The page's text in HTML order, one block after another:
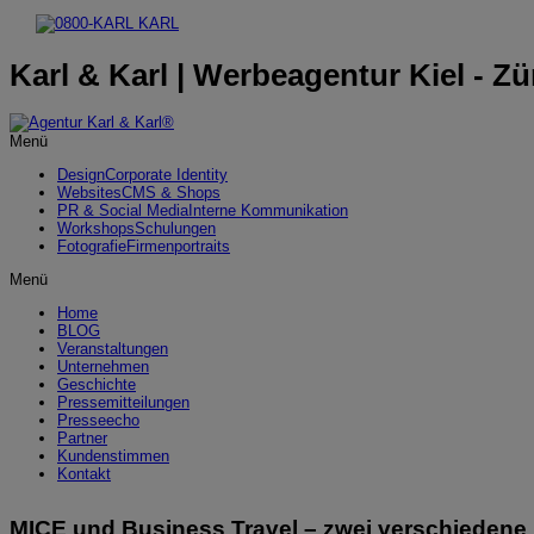
Karl & Karl | Werbeagentur Kiel -
Menü
DesignCorporate Identity
WebsitesCMS & Shops
PR & Social Media Interne Kommunikation
WorkshopsSchulungen
FotografieFirmenportraits
Menü
Home
BLOG
Veranstaltungen
Unternehmen
Geschichte
Pressemitteilungen
Presseecho
Partner
Kundenstimmen
Kontakt